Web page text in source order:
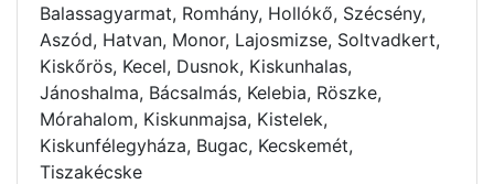
Balassagyarmat, Romhány, Hollókő, Szécsény,
Aszód, Hatvan, Monor, Lajosmizse, Soltvadkert,
Kiskőrös, Kecel, Dusnok, Kiskunhalas,
Jánoshalma, Bácsalmás, Kelebia, Röszke,
Mórahalom, Kiskunmajsa, Kistelek,
Kiskunfélegyháza, Bugac, Kecskemét,
Tiszakécske